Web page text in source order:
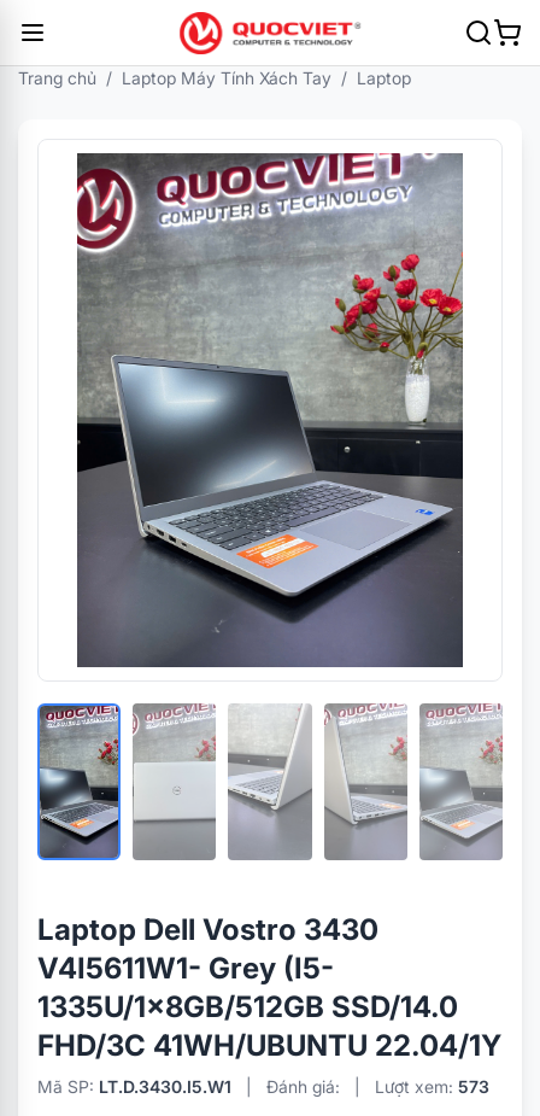
Trang chủ / Laptop Máy Tính Xách Tay / Laptop
Laptop Dell Vostro 3430
V4I5611W1- Grey (I5-
1335U/1x8GB/512GB SSD/14.0
FHD/3C 41WH/UBUNTU 22.04/1Y
Mã SP: LT.D.3430.I5.W1 Đánh giá: Lượt xem: 573